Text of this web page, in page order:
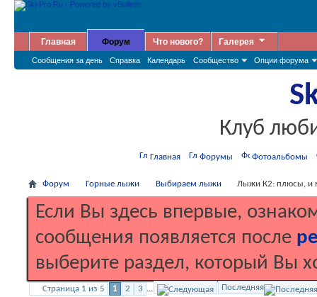
Главная Форум
Сообщения за день Справка Календарь Сообщество Опции форума
Что нового? Галерея
Клуб
Главная Форумы Фотоальбомы
Форум Горные лыжи Выбираем лыжи Лыжи К2: плюсы, и
Если Вы здесь впервые,
сообщения появляется после
выберите раздел, который Вы
Страница 1 из 5 1 2 3 ... Последняя